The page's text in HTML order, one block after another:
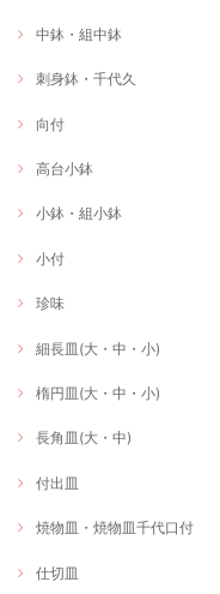
中鉢・組中鉢
刺身鉢・千代久
向付
高台小鉢
小鉢・組小鉢
小付
珍味
細長皿(大・中・小)
楕円皿(大・中・小)
長角皿(大・中)
付出皿
焼物皿・焼物皿千代口付
仕切皿